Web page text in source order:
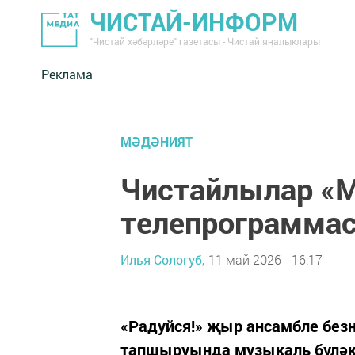
ЧИСТАЙ-ИНФОРМ
"Чистай хәбәрләре" газетасы - Чистай яңалыклары
Реклама
МӘДӘНИЯТ
Чистайлылар
Илья Сологуб, 11 май 2026 - 16:17
«Радуйся!» җыр ансамбле
тапшыруында музыкаль